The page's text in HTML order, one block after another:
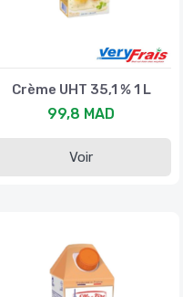
Crème UHT 35,1 % 1 L
99,8 MAD
Voir